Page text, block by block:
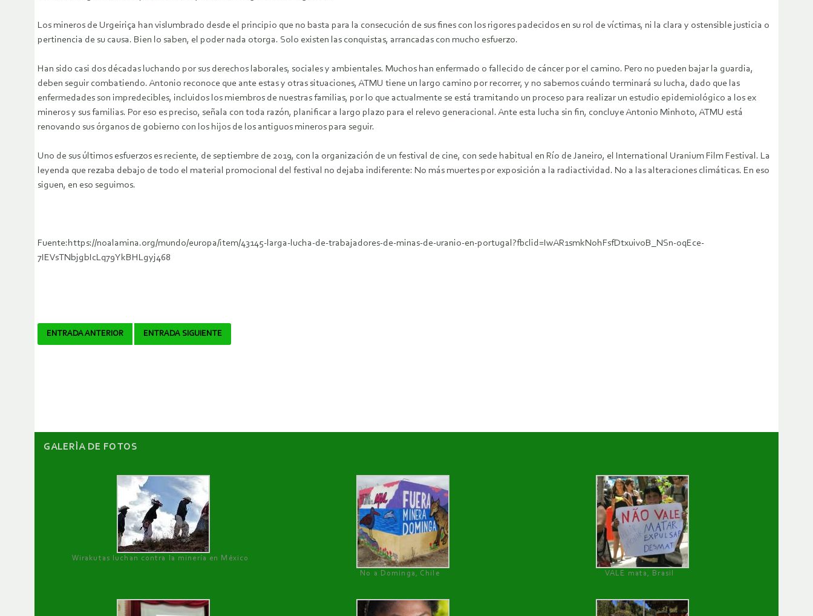
Los mineros de Urgeiriça han vislumbrado desde el principio que no basta para la consecución de sus fines con los rigores padecidos en su rol de víctimas, ni la clara y ostensible justicia o
pertinencia de su causa. Bien lo saben, el poder nada otorga. Solo existen las conquistas, arrancadas con mucho esfuerzo.
Han sido casi dos décadas luchando por sus derechos laborales, sociales y ambientales. Muchos han enfermado o fallecido de cáncer por el camino. Pero no pueden bajar la guardia,
deben seguir combatiendo. Antonio reconoce que ante estas y otras situaciones, ATMU tiene un largo camino por recorrer, y no sabemos cuándo terminará su lucha, dado que las
enfermedades son impredecibles, incluidos los miembros de nuestras familias, por lo que actualmente se está tramitando un proceso para realizar un estudio epidemiológico a los ex
mineros y sus familias. Por eso es preciso, señala con toda razón, planificar a largo plazo para el relevo generacional. Ante esta lucha sin fin, concluye Antonio Minhoto, ATMU está
renovando sus órganos de gobierno con los hijos de los antiguos mineros para seguir.
Uno de sus últimos esfuerzos es reciente, de septiembre de 2019, con la organización de un festival de cine, con sede habitual en Río de Janeiro, el International Uranium Film Festival. La
leyenda que rezaba debajo de todo el material promocional del festival no dejaba indiferente: No más muertes por exposición a la radiactividad. No a las alteraciones climáticas. En eso
siguen, en eso seguimos.
Fuente:https://noalamina.org/mundo/europa/item/43145-larga-lucha-de-trabajadores-de-minas-de-uranio-en-portugal?fbclid=IwAR1smkNohFsfDtxuivoB_NSn-oqEce-
7IEVsTNbjgbIcLq79YkBHLgyj468
Navegador
ENTRADA ANTERIOR ENTRADA SIGUIENTE
GALERÌA DE FOTOS
Wirakutas luchan contra la minería en México
No a Dominga, Chile
VALE mata, Brasil